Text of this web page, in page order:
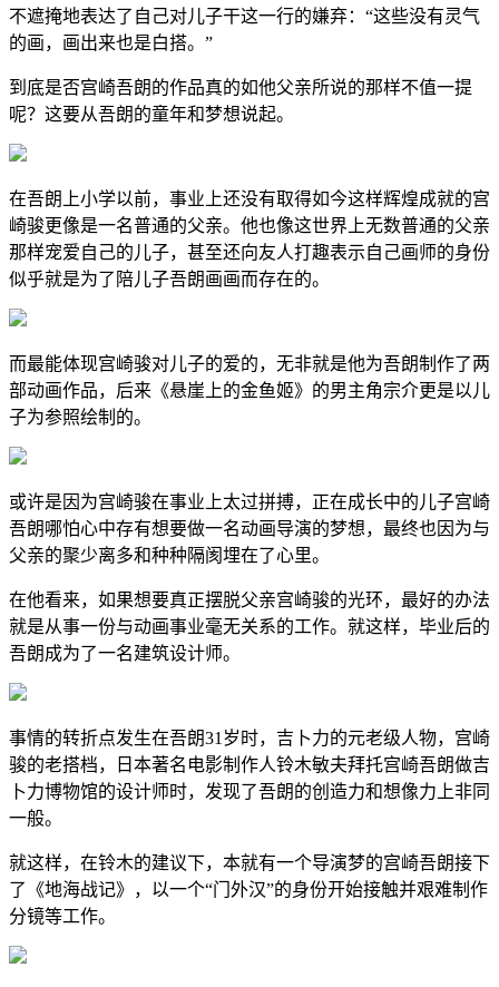
不遮掩地表达了自己对儿子干这一行的嫌弃：“这些没有灵气
的画，画出来也是白搭。”
到底是否宫崎吾朗的作品真的如他父亲所说的那样不值一提
呢？这要从吾朗的童年和梦想说起。
在吾朗上小学以前，事业上还没有取得如今这样辉煌成就的宫
崎骏更像是一名普通的父亲。他也像这世界上无数普通的父亲
那样宠爱自己的儿子，甚至还向友人打趣表示自己画师的身份
似乎就是为了陪儿子吾朗画画而存在的。
而最能体现宫崎骏对儿子的爱的，无非就是他为吾朗制作了两
部动画作品，后来《悬崖上的金鱼姬》的男主角宗介更是以儿
子为参照绘制的。
或许是因为宫崎骏在事业上太过拼搏，正在成长中的儿子宫崎
吾朗哪怕心中存有想要做一名动画导演的梦想，最终也因为与
父亲的聚少离多和种种隔阂埋在了心里。
在他看来，如果想要真正摆脱父亲宫崎骏的光环，最好的办法
就是从事一份与动画事业毫无关系的工作。就这样，毕业后的
吾朗成为了一名建筑设计师。
事情的转折点发生在吾朗31岁时，吉卜力的元老级人物，宫崎
骏的老搭档，日本著名电影制作人铃木敏夫拜托宫崎吾朗做吉
卜力博物馆的设计师时，发现了吾朗的创造力和想像力上非同
一般。
就这样，在铃木的建议下，本就有一个导演梦的宫崎吾朗接下
了《地海战记》，以一个“门外汉”的身份开始接触并艰难制作
分镜等工作。